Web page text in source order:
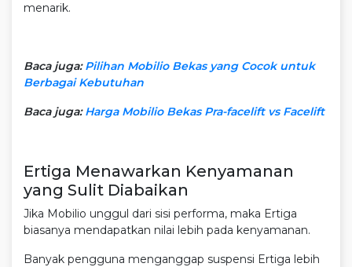
menarik.
Baca juga:Pilihan Mobilio Bekas yang Cocok untuk
Berbagai Kebutuhan
Baca juga:Harga Mobilio Bekas Pra-facelift vs Facelift
Ertiga Menawarkan Kenyamanan
yang Sulit Diabaikan
Jika Mobilio unggul dari sisi performa, maka Ertiga
biasanya mendapatkan nilai lebih pada kenyamanan.
Banyak pengguna menganggap suspensi Ertiga lebih